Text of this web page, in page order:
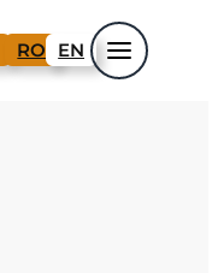
RO EN